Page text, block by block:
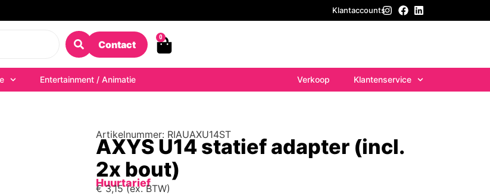
Klantaccounts
Contact
0
Entertainment / Animatie Verkoop Klantenservice
Artikelnummer: RIAUAXU14ST
AXYS U14 statief adapter (incl.
2x bout)
Huurtarief
€3,15(ex. BTW)